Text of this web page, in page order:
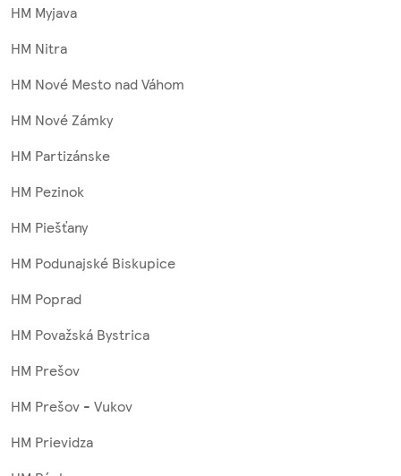
HM Myjava
HM Nitra
HM Nové Mesto nad Váhom
HM Nové Zámky
HM Partizánske
HM Pezinok
HM Piešťany
HM Podunajské Biskupice
HM Poprad
HM Považská Bystrica
HM Prešov
HM Prešov - Vukov
HM Prievidza